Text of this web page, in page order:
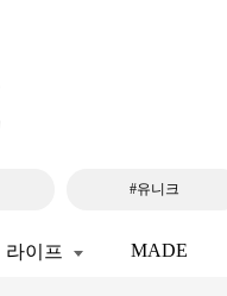
#유니크
라이프 MADE